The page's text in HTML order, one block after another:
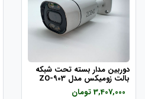
دوربین مدار بسته تحت شبکه
بالت زومیکس مدل ZO-903
3,407,000 تومان